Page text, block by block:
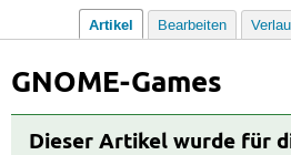
Artikel Bearbeiten
GNOME-Games
Dieser Artikel wurde für